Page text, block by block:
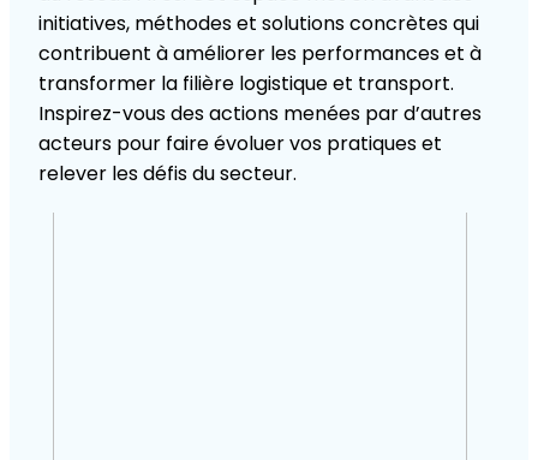
initiatives, méthodes et solutions concrètes qui
contribuent à améliorer les performances et à
transformer la filière logistique et transport.
Inspirez-vous des actions menées par d’autres
acteurs pour faire évoluer vos pratiques et
relever les défis du secteur.